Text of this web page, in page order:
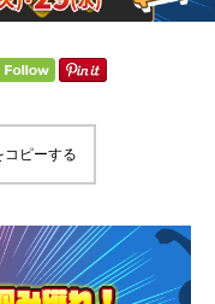
ピーする